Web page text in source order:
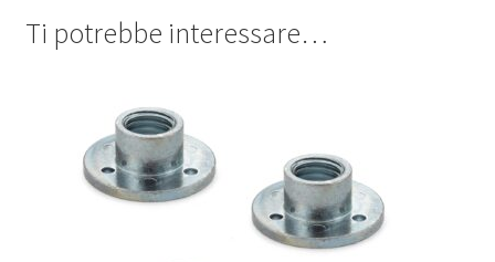
Ti potrebbe interessare…